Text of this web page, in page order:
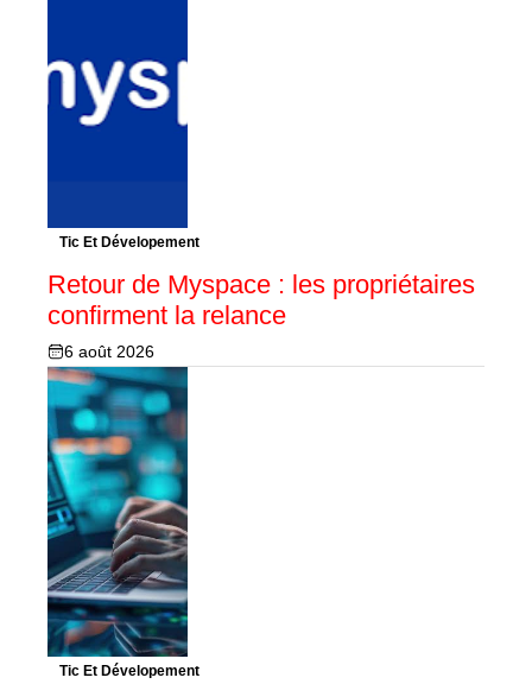
Tic Et Dévelopement
Retour de Myspace : les propriétaires
confirment la relance
6 août 2026
Tic Et Dévelopement